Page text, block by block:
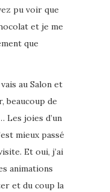
pu voir que
et je me
que
au Salon et
beaucoup de
Les joies d’un
mieux passé
Et oui, j’ai
animations
et du coup la